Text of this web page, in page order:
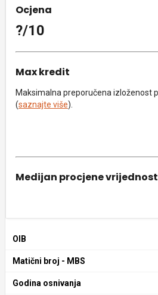
Ocjena
?/10
Max kredit
Maksimalna preporučena izloženost
(saznajte više).
Medijan procjene
OIB
Matični broj - MBS
Godina osnivanja